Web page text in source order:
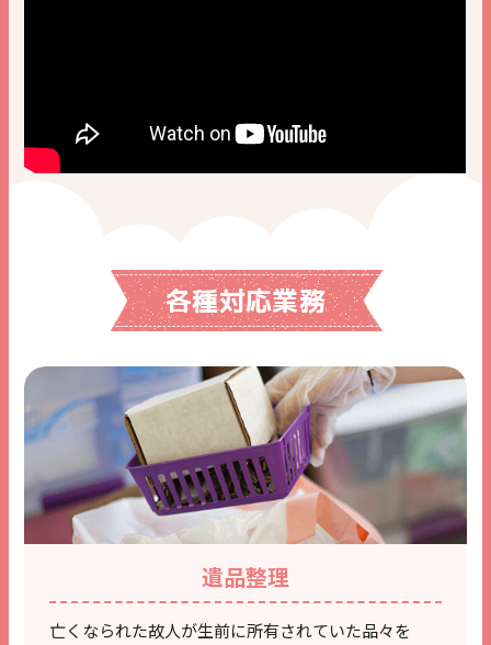
各種対応業務
遺品整理
亡くなられた故人が生前に所有されていた品々を